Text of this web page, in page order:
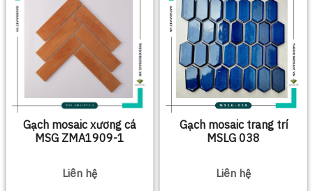
Gạch mosaic xương cá
MSG ZMA1909-1
Liên hệ
Gạch mosaic trang trí
MSLG 038
Liên hệ